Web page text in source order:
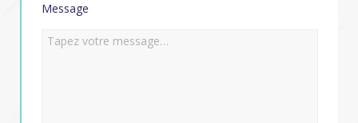
Message